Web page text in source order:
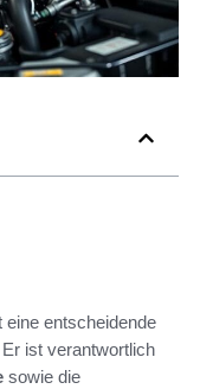
entscheidende
ist verantwortlich
sowie die